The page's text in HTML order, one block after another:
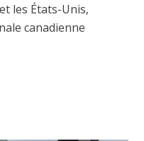
les États-Unis,
canadienne